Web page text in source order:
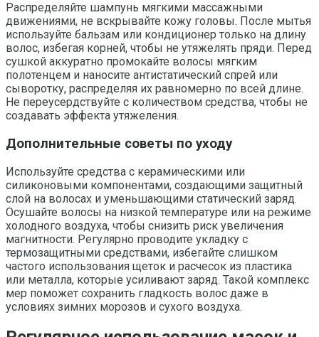
Распределяйте шампунь мягкими массажными
движениями, не вскрывайте кожу головы. После мытья
используйте бальзам или кондиционер только на длину
волос, избегая корней, чтобы не утяжелять пряди. Перед
сушкой аккуратно промокайте волосы мягким
полотенцем и наносите антистатический спрей или
сыворотку, распределяя их равномерно по всей длине.
Не переусердствуйте с количеством средства, чтобы не
создавать эффекта утяжеления.
Дополнительные советы по уходу
Используйте средства с керамическими или
силиконовыми компонентами, создающими защитный
слой на волосах и уменьшающими статический заряд.
Осушайте волосы на низкой температуре или на режиме
холодного воздуха, чтобы снизить риск увеличения
магнитности. Регулярно проводите укладку с
термозащитными средствами, избегайте слишком
частого использования щеток и расчесок из пластика
или металла, которые усиливают заряд. Такой комплекс
мер поможет сохранить гладкость волос даже в
условиях зимних морозов и сухого воздуха.